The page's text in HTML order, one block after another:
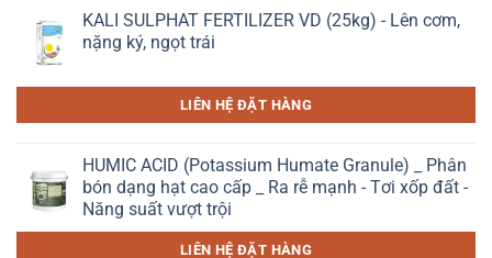
KALI SULPHAT FERTILIZER VD (25kg) - Lên cơm,
nặng ký, ngọt trái
LIÊN HỆ ĐẶT HÀNG
HUMIC ACID (Potassium Humate Granule) _ Phân
bón dạng hạt cao cấp _ Ra rễ mạnh - Tơi xốp đất -
Năng suất vượt trội
LIÊN HỆ ĐẶT HÀNG